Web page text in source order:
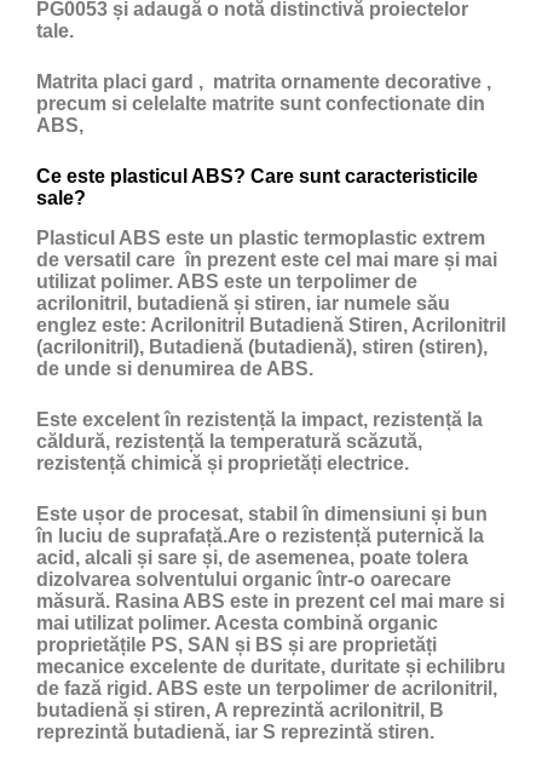
PG0053 și adaugă o notă distinctivă proiectelor
tale.
Matrita placi gard , matrita ornamente decorative ,
precum si celelalte matrite sunt confectionate din
ABS,
Ce este plasticul ABS? Care sunt caracteristicile
sale?
Plasticul ABS este un plastic termoplastic extrem
de versatil care în prezent este cel mai mare și mai
utilizat polimer. ABS este un terpolimer de
acrilonitril, butadienă și stiren, iar numele său
englez este: Acrilonitril Butadienă Stiren, Acrilonitril
(acrilonitril), Butadienă (butadienă), stiren (stiren),
de unde si denumirea de ABS.
Este excelent în rezistență la impact, rezistență la
căldură, rezistență la temperatură scăzută,
rezistență chimică și proprietăți electrice.
Este ușor de procesat, stabil în dimensiuni și bun
în luciu de suprafață.Are o rezistență puternică la
acid, alcali și sare și, de asemenea, poate tolera
dizolvarea solventului organic într-o oarecare
măsură. Rasina ABS este in prezent cel mai mare si
mai utilizat polimer. Acesta combină organic
proprietățile PS, SAN și BS și are proprietăți
mecanice excelente de duritate, duritate și echilibru
de fază rigid. ABS este un terpolimer de acrilonitril,
butadienă și stiren, A reprezintă acrilonitril, B
reprezintă butadienă, iar S reprezintă stiren.